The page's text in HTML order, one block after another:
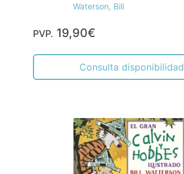
Waterson, Bill
PVP. 19,90€
Consulta disponibilidad